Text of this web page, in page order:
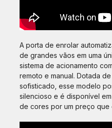
A porta de enrolar
de grandes vãos em uma
sistema de acionamento
remoto e manual. Dotada
sofisticado, esse modelo
silencioso e é disponível
de cores por um preço que